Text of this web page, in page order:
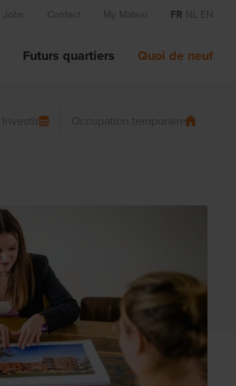
Jobs Contact My Matexi FR NL EN
Futurs quartiers Quoi de neuf
Investir Occupation temporaire